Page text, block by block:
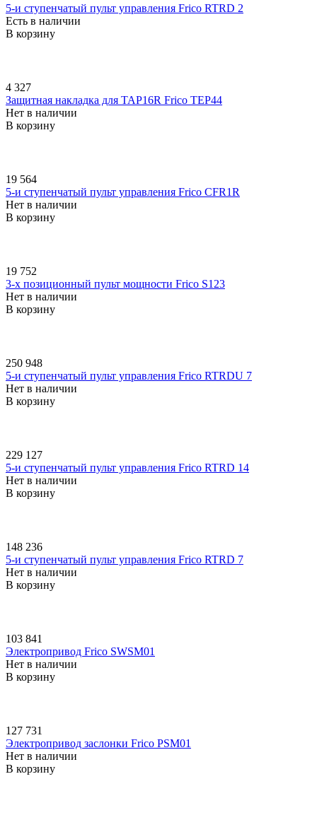
5-и ступенчатый пульт управления Frico RTRD 2
Есть в наличии
В корзину
4 327
Защитная накладка для TAP16R Frico TEP44
Нет в наличии
В корзину
19 564
5-и ступенчатый пульт управления Frico CFR1R
Нет в наличии
В корзину
19 752
3-х позиционный пульт мощности Frico S123
Нет в наличии
В корзину
250 948
5-и ступенчатый пульт управления Frico RTRDU 7
Нет в наличии
В корзину
229 127
5-и ступенчатый пульт управления Frico RTRD 14
Нет в наличии
В корзину
148 236
5-и ступенчатый пульт управления Frico RTRD 7
Нет в наличии
В корзину
103 841
Электропривод Frico SWSM01
Нет в наличии
В корзину
127 731
Электропривод заслонки Frico PSM01
Нет в наличии
В корзину